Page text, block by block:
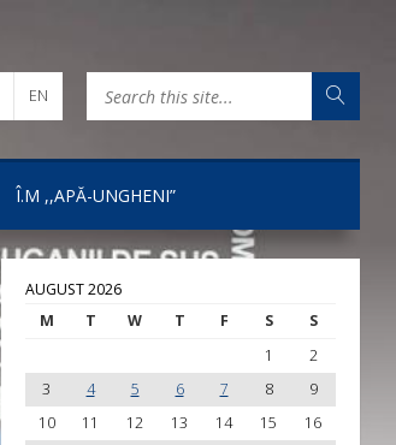
Î.M ,,APĂ-UNGHENI”
EN
AUGUST 2026
M
T W T F S S
1
2
3
4 5 6 7 8
9
10
11 12 13 14 15
16